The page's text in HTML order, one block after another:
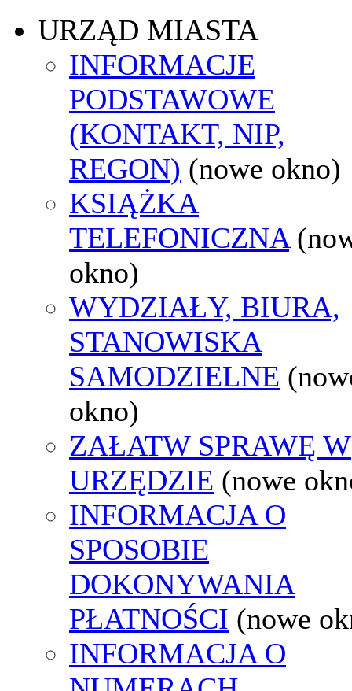
URZĄD MIASTA
INFORMACJE
PODSTAWOWE
(KONTAKT, NIP,
REGON) (nowe okno)
KSIĄŻKA
TELEFONICZNA
okno)
WYDZIAŁY, BIURA,
STANOWISKA
SAMODZIELNE
okno)
ZAŁATW SPRAWĘ W
URZĘDZIE (nowe
INFORMACJA O
SPOSOBIE
DOKONYWANIA
PŁATNOŚCI (nowe
INFORMACJA O